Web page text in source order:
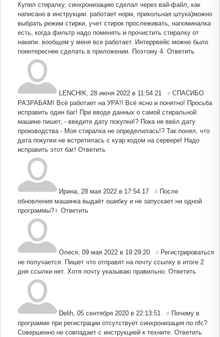
Купил стиралку, синхронизацию сделал через вай-файл, как
написано в инструкции. работает норм, прикольная штука)можно
выбрать режим стирки, учет стирок прослеживать, напоминалка
есть, когда фильтр надо поменять и прочистить стиралку от
накипи. вообщем у меня все работает. Интеррвейс можно было
поинтереснее сделать в приложении. Поэтому 4. Ответить
LENCHIK, 28 июня 2022 в 11:54:21 # СПАСИБО
РАЗРАБАМ! Всё работает на УРА!! Всё ясно и понятно! Просьба
исправить один баг! При вводе данных о самой стиральной
машине пишет, - введите дату покупки!? Пока не ввёл дату
производства - Моя стиралка не определилась!? Так понял, что
дата покупки не встретилась с куар кодом на сервере! Надо
исправить этот баг! Ответить
Ирина, 28 мая 2022 в 17:54:17 # После
обновления машинка выдаёт ошибку и не запускает ни одной
программы?‍♀️ Ответить
Олеся, 09 мая 2022 в 19:29:20 # Регистрироваться
не получается. Пишет что отправят на почту ссылку в итоге 2
дня ссылки нет. Хотя почту указываю правильно. Ответить
Delih, 05 сентября 2020 в 22:13:51 # Почему в
программе при регистрации отсутствует синхронизация по nfc?
Совершенно не совпадает с инструкцией к техните. Ответить